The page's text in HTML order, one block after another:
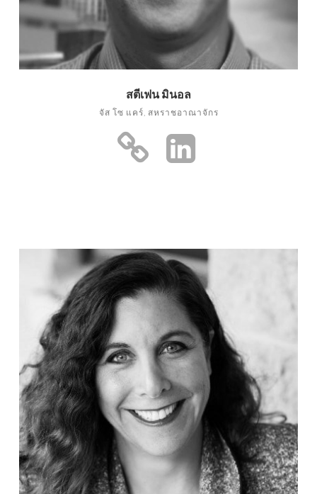
สตีเฟน มินอล
จัส โซ แคร์, สหราชอาณาจักร